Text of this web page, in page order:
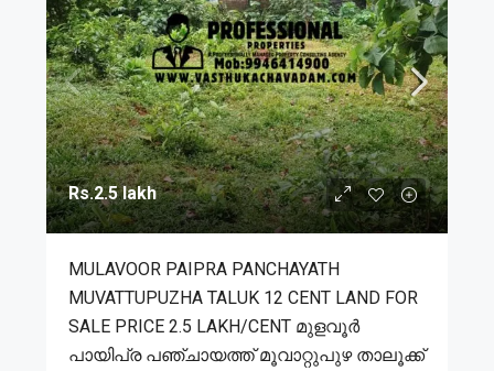
Rs.2.5 lakh
MULAVOOR PAIPRA PANCHAYATH
MUVATTUPUZHA TALUK 12 CENT LAND FOR
SALE PRICE 2.5 LAKH/CENT മുളവൂർ
പായിപ്ര പഞ്ചായത്ത് മൂവാറ്റുപുഴ താലൂക്ക്